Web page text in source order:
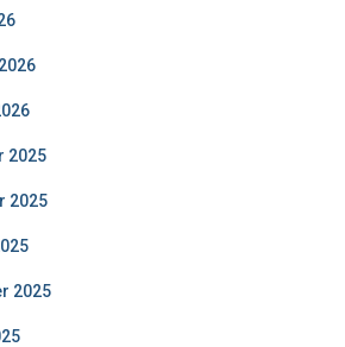
2025
2025
2025